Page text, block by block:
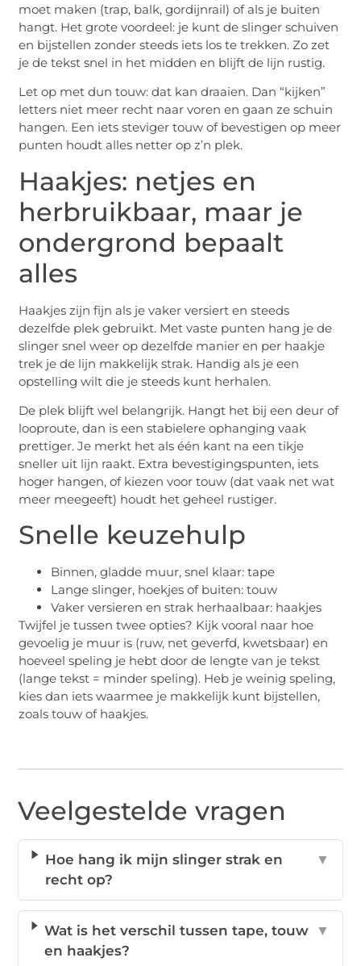
moet maken (trap, balk, gordijnrail) of als je buiten
hangt. Het grote voordeel: je kunt de slinger schuiven
en bijstellen zonder steeds iets los te trekken. Zo zet
je de tekst snel in het midden en blijft de lijn rustig.
Let op met dun touw: dat kan draaien. Dan “kijken”
letters niet meer recht naar voren en gaan ze schuin
hangen. Een iets steviger touw of bevestigen op meer
punten houdt alles netter op z’n plek.
Haakjes: netjes en
herbruikbaar, maar je
ondergrond bepaalt
alles
Haakjes zijn fijn als je vaker versiert en steeds
dezelfde plek gebruikt. Met vaste punten hang je de
slinger snel weer op dezelfde manier en per haakje
trek je de lijn makkelijk strak. Handig als je een
opstelling wilt die je steeds kunt herhalen.
De plek blijft wel belangrijk. Hangt het bij een deur of
looproute, dan is een stabielere ophanging vaak
prettiger. Je merkt het als één kant na een tikje
sneller uit lijn raakt. Extra bevestigingspunten, iets
hoger hangen, of kiezen voor touw (dat vaak net wat
meer meegeeft) houdt het geheel rustiger.
Snelle keuzehulp
Binnen, gladde muur, snel klaar: tape
Lange slinger, hoekjes of buiten: touw
Vaker versieren en strak herhaalbaar: haakjes
Twijfel je tussen twee opties? Kijk vooral naar hoe
gevoelig je muur is (ruw, net geverfd, kwetsbaar) en
hoeveel speling je hebt door de lengte van je tekst
(lange tekst = minder speling). Heb je weinig speling,
kies dan iets waarmee je makkelijk kunt bijstellen,
zoals touw of haakjes.
Veelgestelde vragen
Hoe hang ik mijn slinger strak en
recht op?
▼
Wat is het verschil tussen tape, touw
en haakjes?
▼